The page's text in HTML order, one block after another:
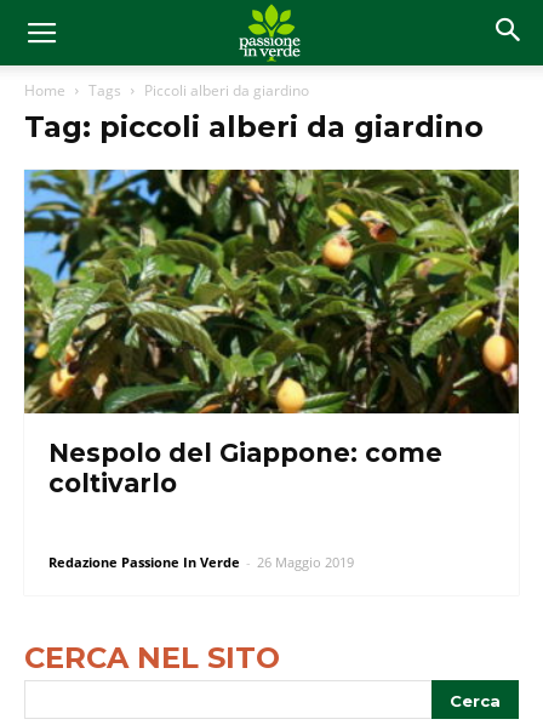
Home Tags Piccoli alberi da giardino
Tag: piccoli alberi da giardino
Nespolo del Giappone: come
coltivarlo
Redazione Passione In Verde - 26 Maggio 2019
CERCA NEL SITO